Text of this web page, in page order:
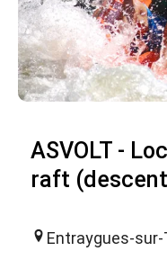
ASVOLT -
raft
Entraygues-sur-